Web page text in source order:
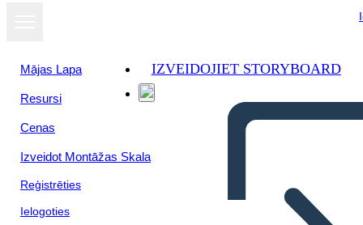
Mājas Lapa
Resursi
Cenas
Izveidot Montāžas Skala
Reģistrēties
Ielogoties
IZVEIDOJIET STORYBOARD